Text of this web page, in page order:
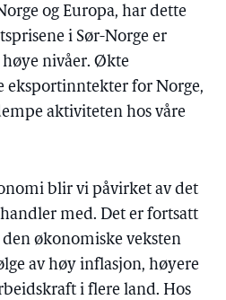
og Europa, har dette
i Sør-Norge er
nivåer. Økte
eksportinntekter for Norge,
aktiviteten hos våre
blir vi påvirket av det
med. Det er fortsatt
økonomiske veksten
av høy inflasjon, høyere
i flere land. Hos